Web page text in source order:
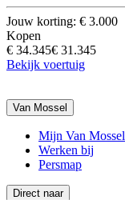
Jouw korting: € 3.000
Kopen
€ 34.345€ 31.345
Bekijk voertuig
Van Mossel
Mijn Van Mossel
Werken bij
Persmap
Direct naar